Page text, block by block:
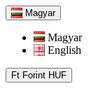
Magyar
Magyar
English
Ft Forint HUF